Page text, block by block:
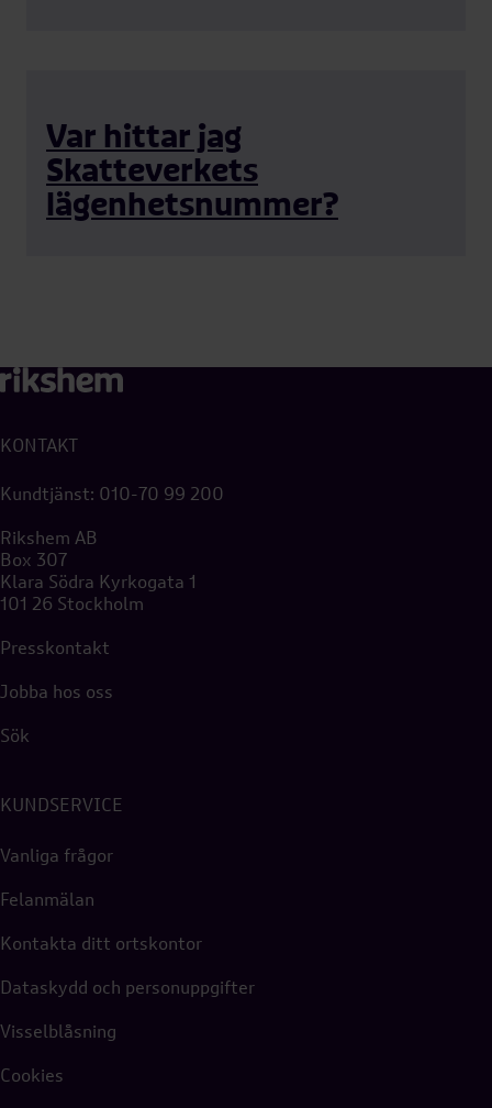
Var hittar jag
Skatteverkets
lägenhetsnummer?
KONTAKT
Kundtjänst: 010-70 99 200
Rikshem AB
Box 307
Klara Södra Kyrkogata 1
101 26 Stockholm
Presskontakt
Jobba hos oss
Sök
KUNDSERVICE
Vanliga frågor
Felanmälan
Kontakta ditt ortskontor
Dataskydd och personuppgifter
Visselblåsning
Cookies